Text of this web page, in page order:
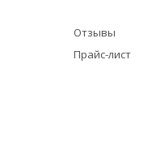
Отзывы
Прайс-лист